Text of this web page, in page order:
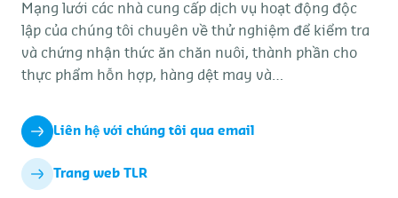
Mạng lưới các nhà cung cấp dịch vụ hoạt động độc
lập của chúng tôi chuyên về thử nghiệm để kiểm tra
và chứng nhận thức ăn chăn nuôi, thành phần cho
thực phẩm hỗn hợp, hàng dệt may và…
Liên hệ với chúng tôi qua email
Trang web TLR